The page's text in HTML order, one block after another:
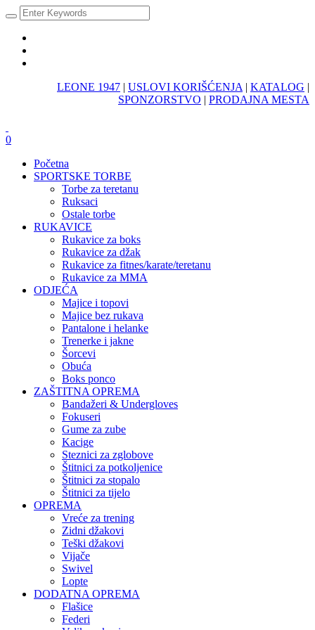
LEONE 1947 | USLOVI KORIŠĆENJA | KATALOG |
SPONZORSTVO | PRODAJNA MESTA
0
Početna
SPORTSKE TORBE
Torbe za teretanu
Ruksaci
Ostale torbe
RUKAVICE
Rukavice za boks
Rukavice za džak
Rukavice za fitnes/karate/teretanu
Rukavice za MMA
ODJEĆA
Majice i topovi
Majice bez rukava
Pantalone i helanke
Trenerke i jakne
Šorcevi
Obuća
Boks ponco
ZAŠTITNA OPREMA
Bandažeri & Undergloves
Fokuseri
Gume za zube
Kacige
Steznici za zglobove
Štitnici za potkoljenice
Štitnici za stopalo
Štitnici za tijelo
OPREMA
Vreće za trening
Zidni džakovi
Teški džakovi
Vijače
Swivel
Lopte
DODATNA OPREMA
Flašice
Federi